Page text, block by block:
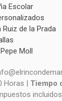
Escolar
de la Prada
Moll
Horas | Tiempo
incluidos